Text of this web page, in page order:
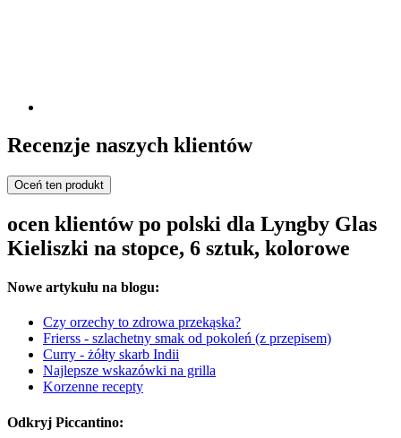
Recenzje naszych klientów
Oceń ten produkt
ocen klientów po polski dla Lyngby Glas
Kieliszki na stopce, 6 sztuk, kolorowe
Nowe artykułu na blogu:
Czy orzechy to zdrowa przekąska?
Frierss - szlachetny smak od pokoleń (z przepisem)
Curry - żółty skarb Indii
Najlepsze wskazówki na grilla
Korzenne recepty
Odkryj Piccantino: